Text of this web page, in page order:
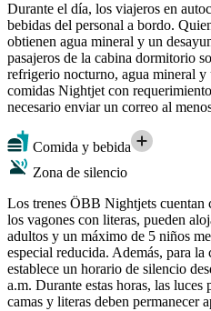
Durante el día, los viajeros en
bebidas del personal a bordo.
obtienen agua mineral y un
pasajeros de la cabina dormitorio
refrigerio nocturno, agua mineral y
comidas Nightjet con
necesario enviar un correo al
Comida y bebida
Zona de silencio
Los trenes ÖBB Nightjets cuentan
los vagones con literas, pueden
adultos y un máximo de 5 niños
especial reducida. Además, para la
establece un horario de silencio
a.m. Durante estas horas, las luces
camas y literas deben permanecer